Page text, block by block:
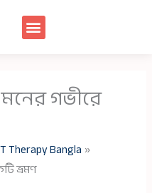
গভীরে
Therapy Bangla
ভ্রমণ